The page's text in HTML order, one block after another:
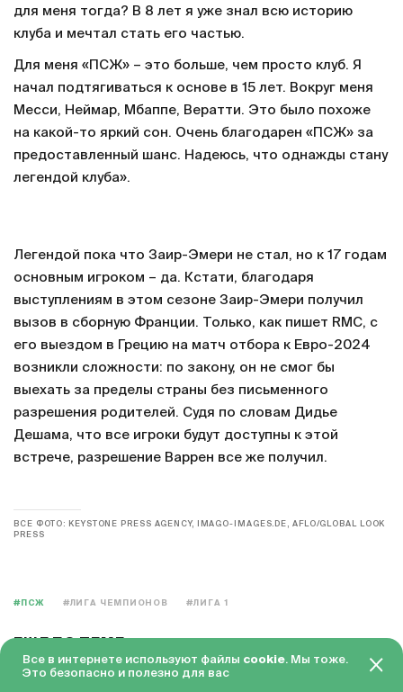
для меня тогда? В 8 лет я уже знал всю историю
клуба и мечтал стать его частью.
Для меня «ПСЖ» – это больше, чем просто клуб. Я
начал подтягиваться к основе в 15 лет. Вокруг меня
Месси, Неймар, Мбаппе, Вератти. Это было похоже
на какой-то яркий сон. Очень благодарен «ПСЖ» за
предоставленный шанс. Надеюсь, что однажды стану
легендой клуба».
Легендой пока что Заир-Эмери не стал, но к 17 годам
основным игроком – да. Кстати, благодаря
выступлениям в этом сезоне Заир-Эмери получил
вызов в сборную Франции. Только, как пишет RMC, с
его выездом в Грецию на матч отбора к Евро-2024
возникли сложности: по закону, он не смог бы
выехать за пределы страны без письменного
разрешения родителей. Судя по словам Дидье
Дешама, что все игроки будут доступны к этой
встрече, разрешение Варрен все же получил.
ВСЕ ФОТО: KEYSTONE PRESS AGENCY, IMAGO-IMAGES.DE, AFLO/GLOBAL LOOK
PRESS
#ПСЖ #ЛИГА ЧЕМПИОНОВ #ЛИГА 1
ЕЩЕ ПО ТЕМЕ
Все в интернете используют файлы cookie. Мы тоже.
Это безопасно и полезно для вас